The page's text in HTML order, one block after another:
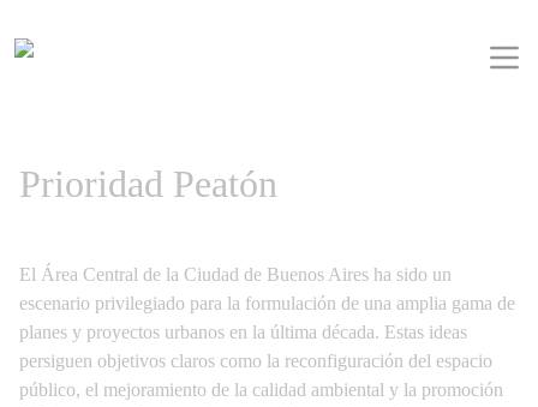
Prioridad Peatón
El Área Central de la Ciudad de Buenos Aires ha sido un
escenario privilegiado para la formulación de una amplia gama de
planes y proyectos urbanos en la última década. Estas ideas
persiguen objetivos claros como la reconfiguración del espacio
público, el mejoramiento de la calidad ambiental y la promoción